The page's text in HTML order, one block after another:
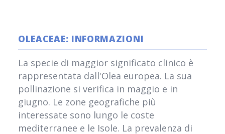
OLEACEAE: INFORMAZIONI
La specie di maggior significato clinico è
rappresentata dall'Olea europea. La sua
pollinazione si verifica in maggio e in
giugno. Le zone geografiche più
interessate sono lungo le coste
mediterranee e le Isole. La prevalenza di